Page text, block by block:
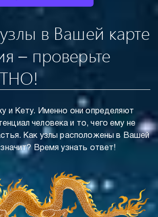
в Вашей карте
– проверьте
и Кету. Именно они определяют
человека и то, чего ему не
Как узлы расположены в Вашей
Время узнать ответ!